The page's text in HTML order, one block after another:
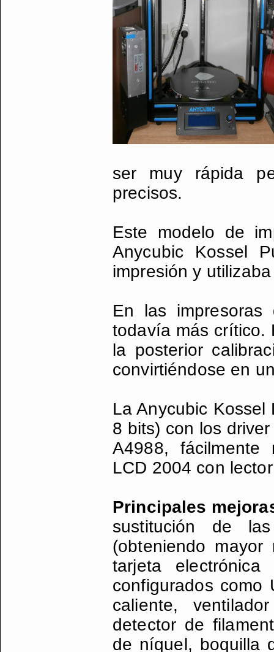
ser muy rápida
precisos.
Este modelo de
Anycubic Kossel
impresión y
En las
todavía más crítico.
la posterior
convirtiéndose en
La Anycubic
8 bits) con los
A4988, fácilmente
LCD 2004 con
Principales
sustitución de
(obteniendo mayor
tarjeta
configurados como
caliente,
detector de
de níquel, boquilla